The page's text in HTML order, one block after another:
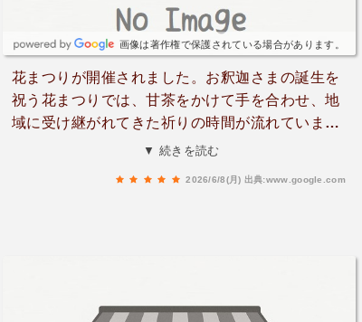
画像は著作権で保護されている場合があります。
花まつりが開催されました。お釈迦さまの誕生を
祝う花まつりでは、甘茶をかけて手を合わせ、地
域に受け継がれてきた祈りの時間が流れていまし
た。この度、私はこの素晴らしい行事に参加いた
▼ 続きを読む
2026/6/8(月) 出典:www.google.com